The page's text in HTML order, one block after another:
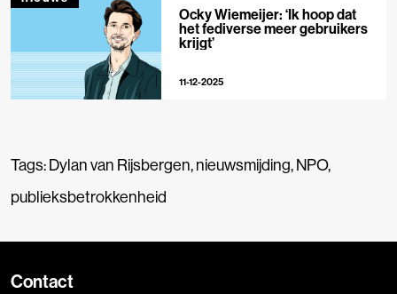
Ocky Wiemeijer: ‘Ik hoop dat
het fediverse meer gebruikers
krijgt’
11-12-2025
Tags:Dylan van Rijsbergen,nieuwsmijding,NPO,
publieksbetrokkenheid
Contact